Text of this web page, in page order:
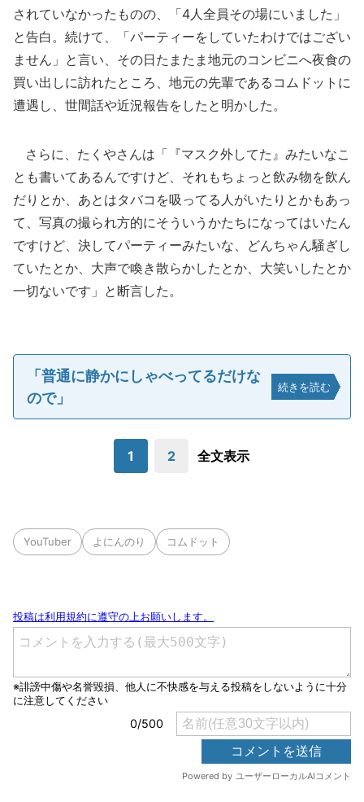
されていなかったものの、「4人全員その場にいました」
と告白。続けて、「パーティーをしていたわけではござい
ません」と言い、その日たまたま地元のコンビニへ夜食の
買い出しに訪れたところ、地元の先輩であるコムドットに
遭遇し、世間話や近況報告をしたと明かした。
さらに、たくやさんは「『マスク外してた』みたいなこ
とも書いてあるんですけど、それもちょっと飲み物を飲ん
だりとか、あとはタバコを吸ってる人がいたりとかもあっ
て、写真の撮られ方的にそういうかたちになってはいたん
ですけど、決してパーティーみたいな、どんちゃん騒ぎし
ていたとか、大声で喚き散らかしたとか、大笑いしたとか
一切ないです」と断言した。
「普通に静かにしゃべってるだけな
ので」
続きを読む
1 2 全文表示
YouTuber よにんのり コムドット